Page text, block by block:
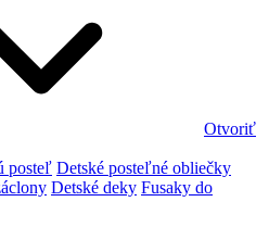
Otvoriť
posteľ Detské posteľné obliečky
Detské deky Fusaky do